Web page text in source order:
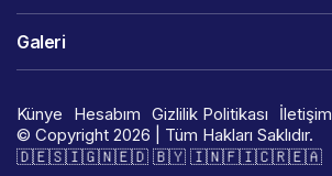
Galeri
Künye Hesabım Gizlilik Politikası
İletişim
© Copyright 2026 | Tüm Hakları Saklıdır.
🇩​​​​​🇪​​​​​🇸​​​​​🇮​​​​​🇬​​​​​🇳​​​​​🇪​​​​​🇩​​​​​ 🇧​​​​​🇾​​​​​ 🇮​​​​​🇳​​​​​🇫​​​​​🇮​​​​​🇨​​​​​🇷​​​​​🇪​​​​​🇦​​​​​​​​​​